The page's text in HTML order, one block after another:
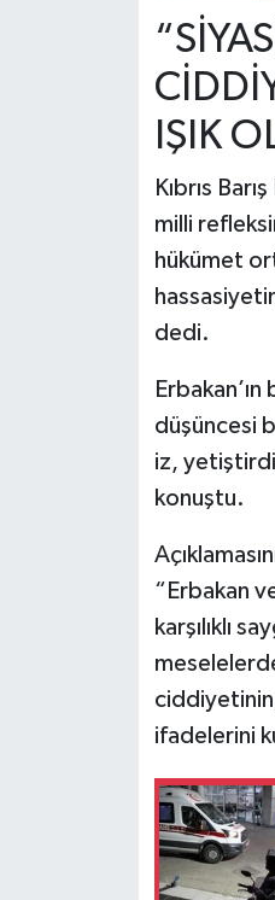
IŞIK
Kıbrıs
milli
hükümet
dedi.
düşüncesi
iz,
konuştu.
“Erbakan
karşılıklı
ifadelerini